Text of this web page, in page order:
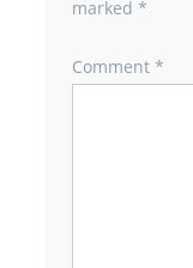
marked *
Comment *